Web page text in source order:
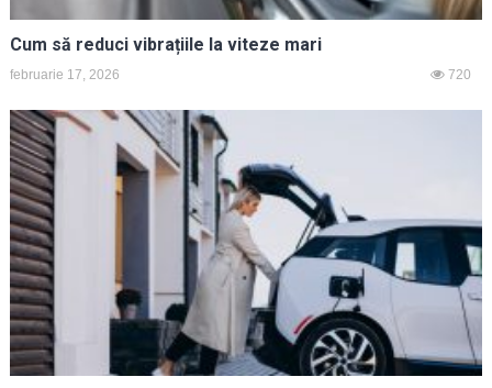
Cum să reduci vibrațiile la viteze mari
februarie 17, 2026 720